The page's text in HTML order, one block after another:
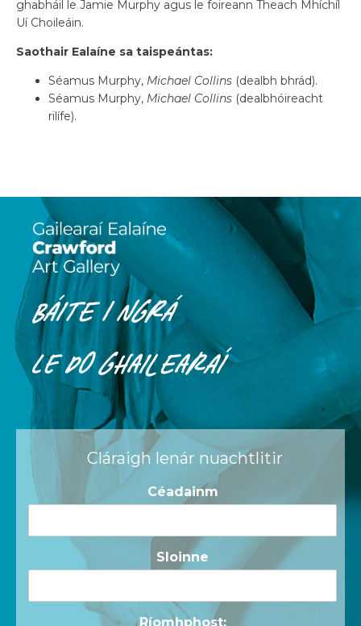
ghabháil le Jamie Murphy agus le foireann Theach Mhíchíl
Uí Choileáin.
Saothair Ealaíne sa taispeántas:
Séamus Murphy, Michael Collins (dealbh bhrád).
Séamus Murphy, Michael Collins (dealbhóireacht
rilífe).
Báite i ngrá
le do ghailearaí
Cláraigh lenár nuachtlitir
Céadainm
Sloinne
Ríomhphost: